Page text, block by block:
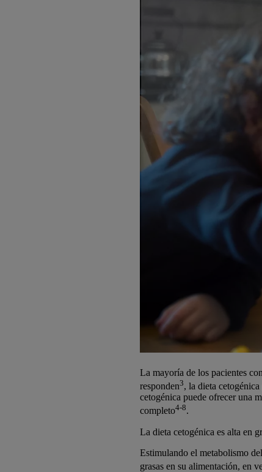
La mayoría de los pacientes
responden3, la dieta
cetogénica puede ofrecer una
completo4-8.
La dieta cetogénica es alta en
Estimulando el metabolismo
grasas en su alimentación, en